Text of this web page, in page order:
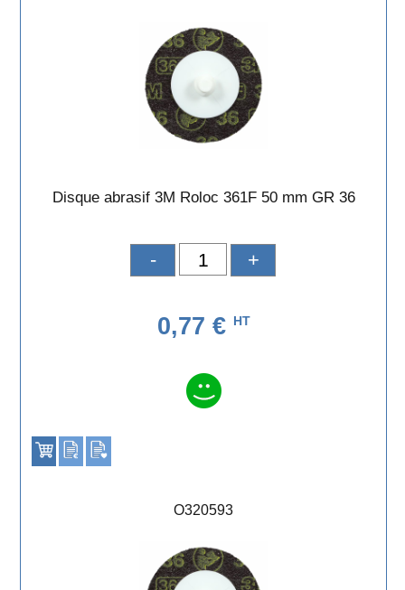
Disque abrasif 3M Roloc 361F 50 mm GR 36
- +
0,77 € HT
O320593